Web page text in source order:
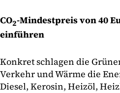
CO2-Mindestpreis von 40
einführen
Konkret schlagen die
Verkehr und Wärme die
Diesel, Kerosin, Heizöl,